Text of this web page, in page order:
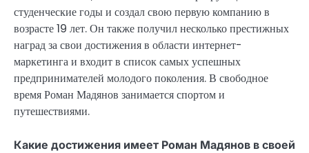
студенческие годы и создал свою первую компанию в
возрасте 19 лет. Он также получил несколько престижных
наград за свои достижения в области интернет-
маркетинга и входит в список самых успешных
предпринимателей молодого поколения. В свободное
время Роман Мадянов занимается спортом и
путешествиями.
Какие достижения имеет Роман Мадянов в своей